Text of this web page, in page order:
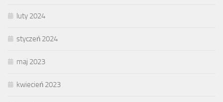
luty 2024
styczeń 2024
maj 2023
kwiecień 2023